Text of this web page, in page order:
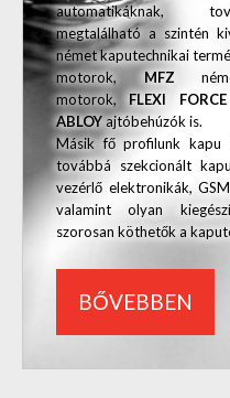
automatikáknak,
megtalálható a szintén
német kaputechnikai
motorok, MFZ
motorok, FLEXI FORCE
ABLOYajtóbehúzók is.
Másik fő profilunk kapu
továbbá szekcionált
vezérlő elektronikák,
valamint olyan
szorosan köthetők a
BŐVEBBEN